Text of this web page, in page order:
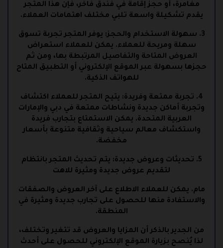
مغامرة، أو حجز إقامة في فندق فاخر، فإن هذا المتجر
يقدم تشكيلة واسعة تلبي مختلف اهتمامات العملاء.
3. سهولة الاستخدام والحجز: يوفر المتجر تجربة تسوق
سهلة ومريحة للعملاء. يمكن للعملاء استعراض
العروض المتاحة والتفاصيل المرتبطة بها، ومن ثم
حجزها بسهولة عبر الموقع الإلكتروني أو التطبيق المتاح
للهواتف الذكية.
4. تجربة ممتعة وفريدة: يتيح المتجر للعملاء اكتشاف
وتجربة أماكن جديدة ونشاطات ممتعة في دبي والإمارات
العربية المتحدة. يمكن الاستمتاع بتجارب فريدة
واستكشاف معالم سياحية وثقافية متنوعة بأسعار
مخفضة.
5. تحديثات وعروض جديدة: يتم تحديث المتجر بانتظام
لتقديم عروض جديدة ومثيرة للاهت
مام. يمكن للعملاء الاطلاع على آخر العروض والصفقات
والاستفادة منها للحصول على تجارب جديدة ومثيرة في
المنطقة.
من الجدير بالذكر أن المزايا والعروض قد تتغير وتختلف،
لذا يُنصح بزيارة الموقع الإلكتروني للحصول على أحدث